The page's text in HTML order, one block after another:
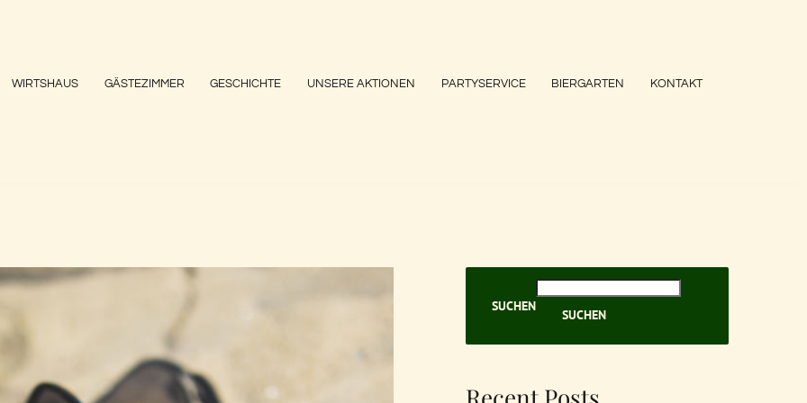
WIRTSHAUS GÄSTEZIMMER GESCHICHTE UNSERE AKTIONEN PARTYSERVICE BIERGARTEN KONTAKT
SUCHEN
SUCHEN